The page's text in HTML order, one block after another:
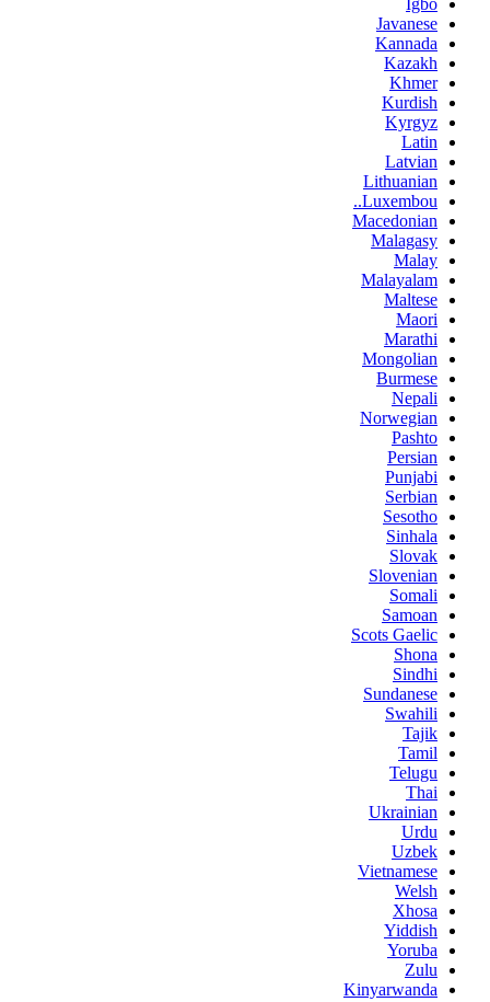
Igbo
Javanese
Kannada
Kazakh
Khmer
Kurdish
Kyrgyz
Latin
Latvian
Lithuanian
Luxembou..
Macedonian
Malagasy
Malay
Malayalam
Maltese
Maori
Marathi
Mongolian
Burmese
Nepali
Norwegian
Pashto
Persian
Punjabi
Serbian
Sesotho
Sinhala
Slovak
Slovenian
Somali
Samoan
Scots Gaelic
Shona
Sindhi
Sundanese
Swahili
Tajik
Tamil
Telugu
Thai
Ukrainian
Urdu
Uzbek
Vietnamese
Welsh
Xhosa
Yiddish
Yoruba
Zulu
Kinyarwanda